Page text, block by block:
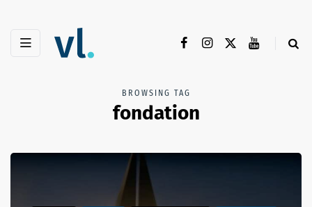
BROWSING TAG
fondation